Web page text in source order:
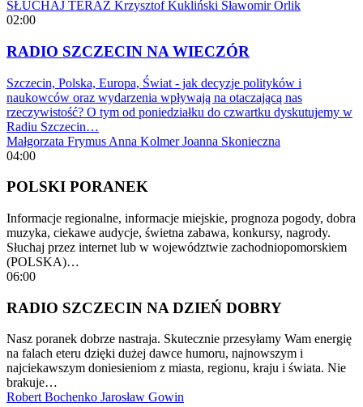
SŁUCHAJ TERAZ Krzysztof Kukliński Sławomir Orlik
02:00
RADIO SZCZECIN NA WIECZÓR
Szczecin, Polska, Europa, Świat - jak decyzje polityków i
naukowców oraz wydarzenia wpływają na otaczającą nas
rzeczywistość? O tym od poniedziałku do czwartku dyskutujemy w
Radiu Szczecin…
Małgorzata Frymus Anna Kolmer Joanna Skonieczna
04:00
POLSKI PORANEK
Informacje regionalne, informacje miejskie, prognoza pogody, dobra
muzyka, ciekawe audycje, świetna zabawa, konkursy, nagrody.
Słuchaj przez internet lub w województwie zachodniopomorskiem
(POLSKA)…
06:00
RADIO SZCZECIN NA DZIEŃ DOBRY
Nasz poranek dobrze nastraja. Skutecznie przesyłamy Wam energię
na falach eteru dzięki dużej dawce humoru, najnowszym i
najciekawszym doniesieniom z miasta, regionu, kraju i świata. Nie
brakuje…
Robert Bochenko Jarosław Gowin